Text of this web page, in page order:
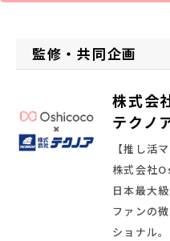
監修・共同企画
株式会
テクノ
【推し活
株式会社
日本最大
ファンの
ショナル